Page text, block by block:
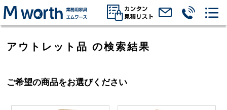
アウトレット品 の検索結果
ご希望の商品をお選びください